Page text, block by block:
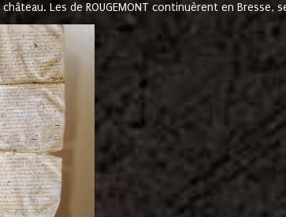
Les de ROUGEMONT continuèrent en Bresse,